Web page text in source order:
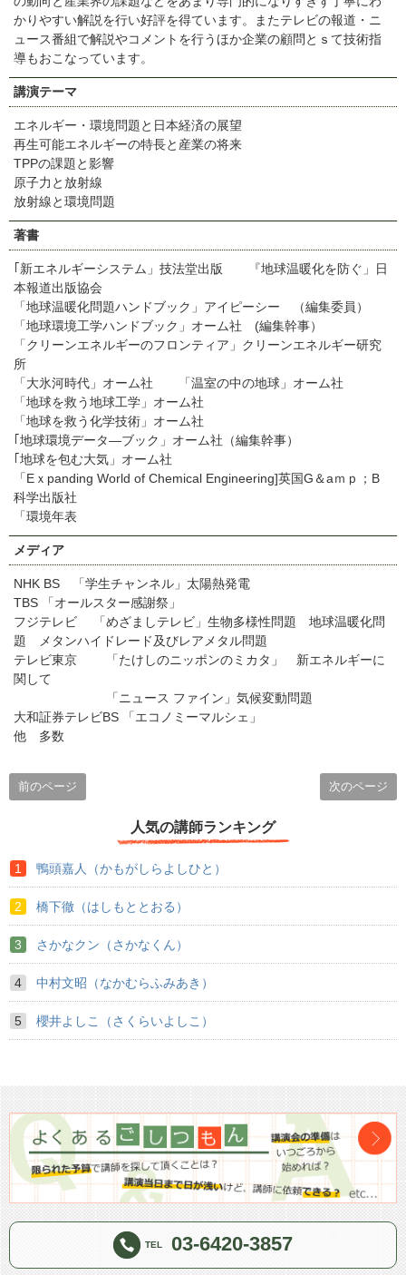
かりやすい解説を行い好評を得ています。またテレビの報道・ニ
ュース番組で解説やコメントを行うほか企業の顧問とｓて技術指
導もおこなっています。
講演テーマ
エネルギー・環境問題と日本経済の展望
再生可能エネルギーの特長と産業の将来
TPPの課題と影響
原子力と放射線
放射線と環境問題
著書
｢新エネルギーシステム」技法堂出版 『地球温暖化を防ぐ」日
本報道出版協会
「地球温暖化問題ハンドブック」アイピーシー （編集委員）
「地球環境工学ハンドブック」オーム社 (編集幹事）
「クリーンエネルギーのフロンティア」クリーンエネルギー研究
所
「大氷河時代」オーム社 「温室の中の地球」オーム社
「地球を救う地球工学」オーム社
「地球を救う化学技術」オーム社
｢地球環境データ―ブック」オーム社（編集幹事）
｢地球を包む大気」オーム社
「Eｘpanding World of Chemical Engineering]英国G＆aｍｐ；B
科学出版社
「環境年表
メディア
NHK BS 「学生チャンネル」太陽熱発電
TBS 「オールスター感謝祭」
フジテレビ 「めざましテレビ」生物多様性問題 地球温暖化問
題 メタンハイドレード及びレアメタル問題
テレビ東京 「たけしのニッポンのミカタ」 新エネルギーに
関して
「ニュース ファイン」気候変動問題
大和証券テレビBS 「エコノミーマルシェ」
他 多数
前のページ 次のページ
人気の講師ランキング
鴨頭嘉人（かもがしらよしひと）
橋下徹（はしもととおる）
さかなクン（さかなくん）
中村文昭（なかむらふみあき）
櫻井よしこ（さくらいよしこ）
TEL 03-6420-3857